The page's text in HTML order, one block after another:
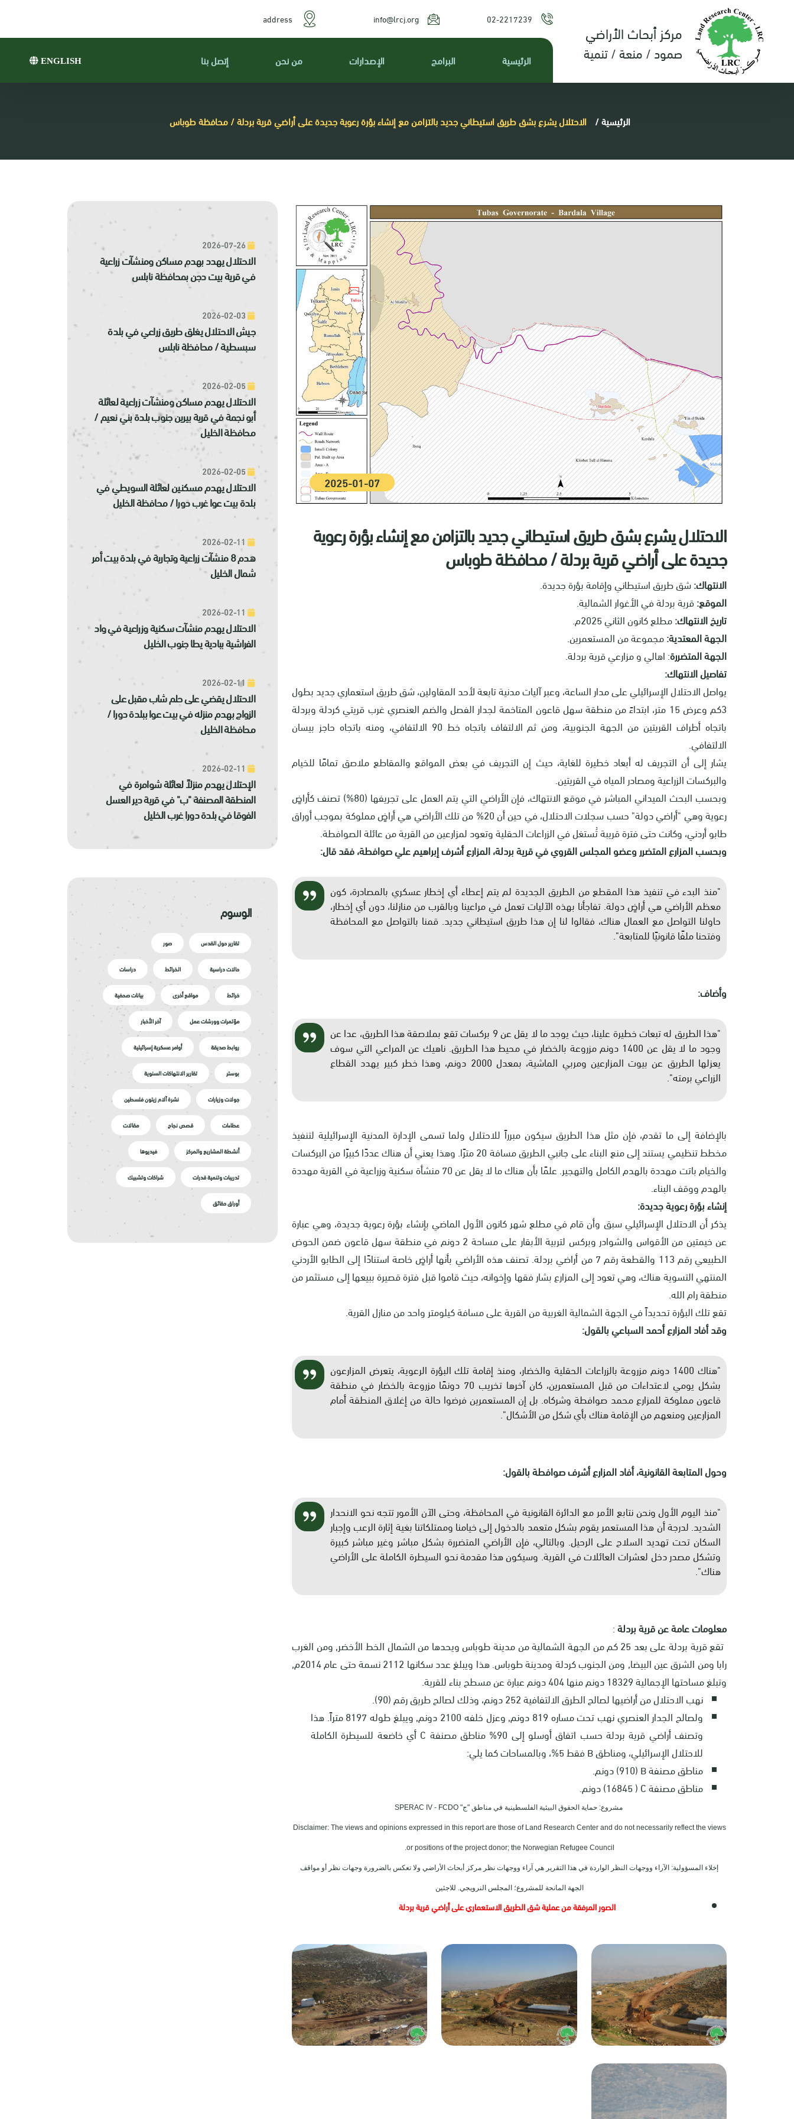
مركز أبحاث الأراضي
صمود / منعة / تنمية
02-2217239
info@lrcj.org
address
الرئيسية البرامج الإصدارات من نحن إتصل بنا ENGLISH
الرئيسية/ الاحتلال يشرع بشق طريق استيطاني جديد بالتزامن مع إنشاء بؤرة رعوية جديدة على أراضي قرية بردلة / محافظة طوباس
2025-01-07
الاحتلال يشرع بشق طريق استيطاني جديد بالتزامن مع إنشاء بؤرة رعوية
جديدة على أراضي قرية بردلة / محافظة طوباس
الانتهاك:شق طريق استيطاني وإقامة بؤرة جديدة.
الموقع:قرية بردلة في الأغوار الشمالية.
تاريخ الانتهاك:مطلع كانون الثاني 2025م.
الجهة المعتدية:مجموعة من المستعمرين.
الجهة المتضررة: اهالي و مزارعي قرية بردلة.
تفاصيل الانتهاك:
يواصل الاحتلال الإسرائيلي على مدار الساعة، وعبر آليات مدنية تابعة لأحد المقاولين، شق طريق استعماري جديد بطول
3كم وعرض 15 متر، ابتداءً من منطقة سهل قاعون المتاخمة لجدار الفصل والضم العنصري غرب قريتي كردلة وبردلة
باتجاه أطراف القريتين من الجهة الجنوبية، ومن ثم الالتفاف باتجاه خط 90 الالتفافي، ومنه باتجاه حاجز بيسان
الالتفافي.
يشار إلى أن التجريف له أبعاد خطيرة للغاية، حيث إن التجريف في بعض المواقع والمقاطع ملاصق تمامًا للخيام
والبركسات الزراعية ومصادر المياه في القريتين.
وبحسب البحث الميداني المباشر في موقع الانتهاك، فإن الأراضي التي يتم العمل على تجريفها (80%) تصنف كأراضٍ
رعوية وهي "أراضي دولة" حسب سجلات الاحتلال، في حين أن 20% من تلك الأراضي هي أراضٍ مملوكة بموجب أوراق
طابو أردني، وكانت حتى فترة قريبة تُستغل في الزراعات الحقلية وتعود لمزارعين من القرية من عائلة الصوافطة.
وبحسب المزارع المتضرر وعضو المجلس القروي في قرية بردلة، المزارع أشرف إبراهيم علي صوافطة، فقد قال:
"منذ البدء في تنفيذ هذا المقطع من الطريق الجديدة لم يتم إعطاء أي إخطار عسكري بالمصادرة، كون
معظم الأراضي هي أراضٍ دولة. تفاجأنا بهذه الآليات تعمل في مراعينا وبالقرب من منازلنا، دون أي إخطار،
حاولنا التواصل مع العمال هناك، فقالوا لنا إن هذا طريق استيطاني جديد. قمنا بالتواصل مع المحافظة
وفتحنا ملفًا قانونيًا للمتابعة".
وأضاف:
"هذا الطريق له تبعات خطيرة علينا، حيث يوجد ما لا يقل عن 9 بركسات تقع بملاصقة هذا الطريق، عدا عن
وجود ما لا يقل عن 1400 دونم مزروعة بالخضار في محيط هذا الطريق. ناهيك عن المراعي التي سوف
يعزلها الطريق عن بيوت المزارعين ومربي الماشية، بمعدل 2000 دونم، وهذا خطر كبير يهدد القطاع
الزراعي برمته".
بالإضافة إلى ما تقدم، فإن مثل هذا الطريق سيكون مبرراً للاحتلال ولما تسمى الإدارة المدنية الإسرائيلية لتنفيذ
مخطط تنظيمي يستند إلى منع البناء على جانبي الطريق مسافة 20 مترًا. وهذا يعني أن هناك عددًا كبيرًا من البركسات
والخيام باتت مهددة بالهدم الكامل والتهجير. علمًا بأن هناك ما لا يقل عن 70 منشأة سكنية وزراعية في القرية مهددة
بالهدم ووقف البناء.
إنشاء بؤرة رعوية جديدة:
يذكر أن الاحتلال الإسرائيلي سبق وأن قام في مطلع شهر كانون الأول الماضي بإنشاء بؤرة رعوية جديدة، وهي عبارة
عن خيمتين من الأقواس والشوادر وبركس لتربية الأبقار على مساحة 2 دونم في منطقة سهل قاعون ضمن الحوض
الطبيعي رقم 113 والقطعة رقم 7 من أراضي بردلة. تصنف هذه الأراضي بأنها أراضٍ خاصة استنادًا إلى الطابو الأردني
المنتهي التسوية هناك، وهي تعود إلى المزارع بشار فقها وإخوانه، حيث قاموا قبل فترة قصيرة ببيعها إلى مستثمر من
منطقة رام الله.
تقع تلك البؤرة تحديداً في الجهة الشمالية الغربية من القرية على مسافة كيلومتر واحد من منازل القرية.
وقد أفاد المزارع أحمد السباعي بالقول:
"هناك 1400 دونم مزروعة بالزراعات الحقلية والخضار، ومنذ إقامة تلك البؤرة الرعوية، يتعرض المزارعون
بشكل يومي لاعتداءات من قبل المستعمرين، كان آخرها تخريب 70 دونمًا مزروعة بالخضار في منطقة
قاعون مملوكة للمزارع محمد صوافطة وشركاه. بل إن المستعمرين فرضوا حالة من إغلاق المنطقة أمام
المزارعين ومنعهم من الإقامة هناك بأي شكل من الأشكال".
وحول المتابعة القانونية، أفاد المزارع أشرف صوافطة بالقول:
"منذ اليوم الأول ونحن نتابع الأمر مع الدائرة القانونية في المحافظة، وحتى الآن الأمور تتجه نحو الانحدار
الشديد. لدرجة أن هذا المستعمر يقوم بشكل متعمد بالدخول إلى خيامنا وممتلكاتنا بغية إثارة الرعب وإجبار
السكان تحت تهديد السلاح على الرحيل. وبالتالي، فإن الأراضي المتضررة بشكل مباشر وغير مباشر كبيرة
وتشكل مصدر دخل لعشرات العائلات في القرية. وسيكون هذا مقدمة نحو السيطرة الكاملة على الأراضي
هناك".
معلومات عامة عن قرية بردلة:
تقع قرية بردلة على بعد 25 كم من الجهة الشمالية من مدينة طوباس ويحدها من الشمال الخط الأخضر, ومن الغرب
رابا ومن الشرق عين البيضا, ومن الجنوب كردلة ومدينة طوباس. هذا ويبلغ عدد سكانها 2112 نسمة حتى عام 2014م,
وتبلغ مساحتها الإجمالية 18329 دونم منها 404 دونم عبارة عن مسطح بناء للقرية.
نهب الاحتلال من أراضيها لصالح الطرق الالتفافية 252 دونم، وذلك لصالح طريق رقم (90).
ولصالح الجدار العنصري نهب تحت مساره 819 دونم, وعزل خلفه 2100 دونم, ويبلغ طوله 8197 متراً. هذا
وتصنف أراضي قرية بردلة حسب اتفاق أوسلو إلى 90% مناطق مصنفة
C أي خاضعة للسيطرة الكاملة
للاحتلال الإسرائيلي، ومناطقBفقط 5%، وبالمساحات كما يلي:
مناطق مصنفةB(910) دونم.
مناطق مصنفةC( 16845) دونم.
مشروع: حماية الحقوق البيئية الفلسطينية في مناطق "ج" SPERAC IV - FCDO
Disclaimer: The views and opinions expressed in this report are those of Land Research Center and do not necessarily reflect the views
or positions of the project donor; the Norwegian Refugee Council.
إخلاء المسؤولية: الآراء ووجهات النظر الواردة في هذا التقرير هي آراء ووجهات نظر مركز أبحاث الأراضي ولا تعكس بالضرورة وجهات نظر أو مواقف
الجهة المانحة للمشروع؛ المجلس النرويجي. للاجئين
الصور المرفقة من عملية شق الطريق الاستعماري على أراضي قرية بردلة
الاحتلال يهدد بهدم مساكن ومنشآت زراعية
في قرية بيت دجن بمحافظة نابلس
جيش الاحتلال يغلق طريق زراعي في بلدة
سبسطية / محافظة نابلس
الاحتلال يهدم مساكن ومنشآت زراعية لعائلة
أبو نجمة في قرية بيرين جنوب بلدة بني نعيم /
محافظة الخليل
الاحتلال يهدم مسكنين لعائلة السويطي في
بلدة بيت عوا غرب دورا / محافظة الخليل
هدم 8 منشآت زراعية وتجارية في بلدة بيت أمر
شمال الخليل
الاحتلال يهدم منشآت سكنية وزراعية في واد
الفراشية ببادية يطا جنوب الخليل
الاحتلال يقضي على حلم شاب مقبل على
الزواج بهدم منزله في بيت عوا ببلدة دورا /
محافظة الخليل
الإحتلال يهدم منزلاً لعائلة شوامرة في
المنطقة المصنفة "ب" في قرية دير العسل
الفوقا في بلدة دورا غرب الخليل
الوسوم
تقارير حول القدس صور
حالات دراسية الخرائط دراسات
خرائط مواقع أخرى بيانات صحفية
مؤتمرات وورشات عمل آخر الأخبار
روابط صديقة أوامر عسكرية إسرائيلية
بوستر تقارير الانتهاكات السنوية
جولات وزيارات نشرة آلام زيتون فلسطين
عطاءات قصص نجاح مقالات
أنشطة المشاريع والمركز فيديوها
تدريبات وتنمية قدرات شراكات وتشبيك
أوراق حقائق